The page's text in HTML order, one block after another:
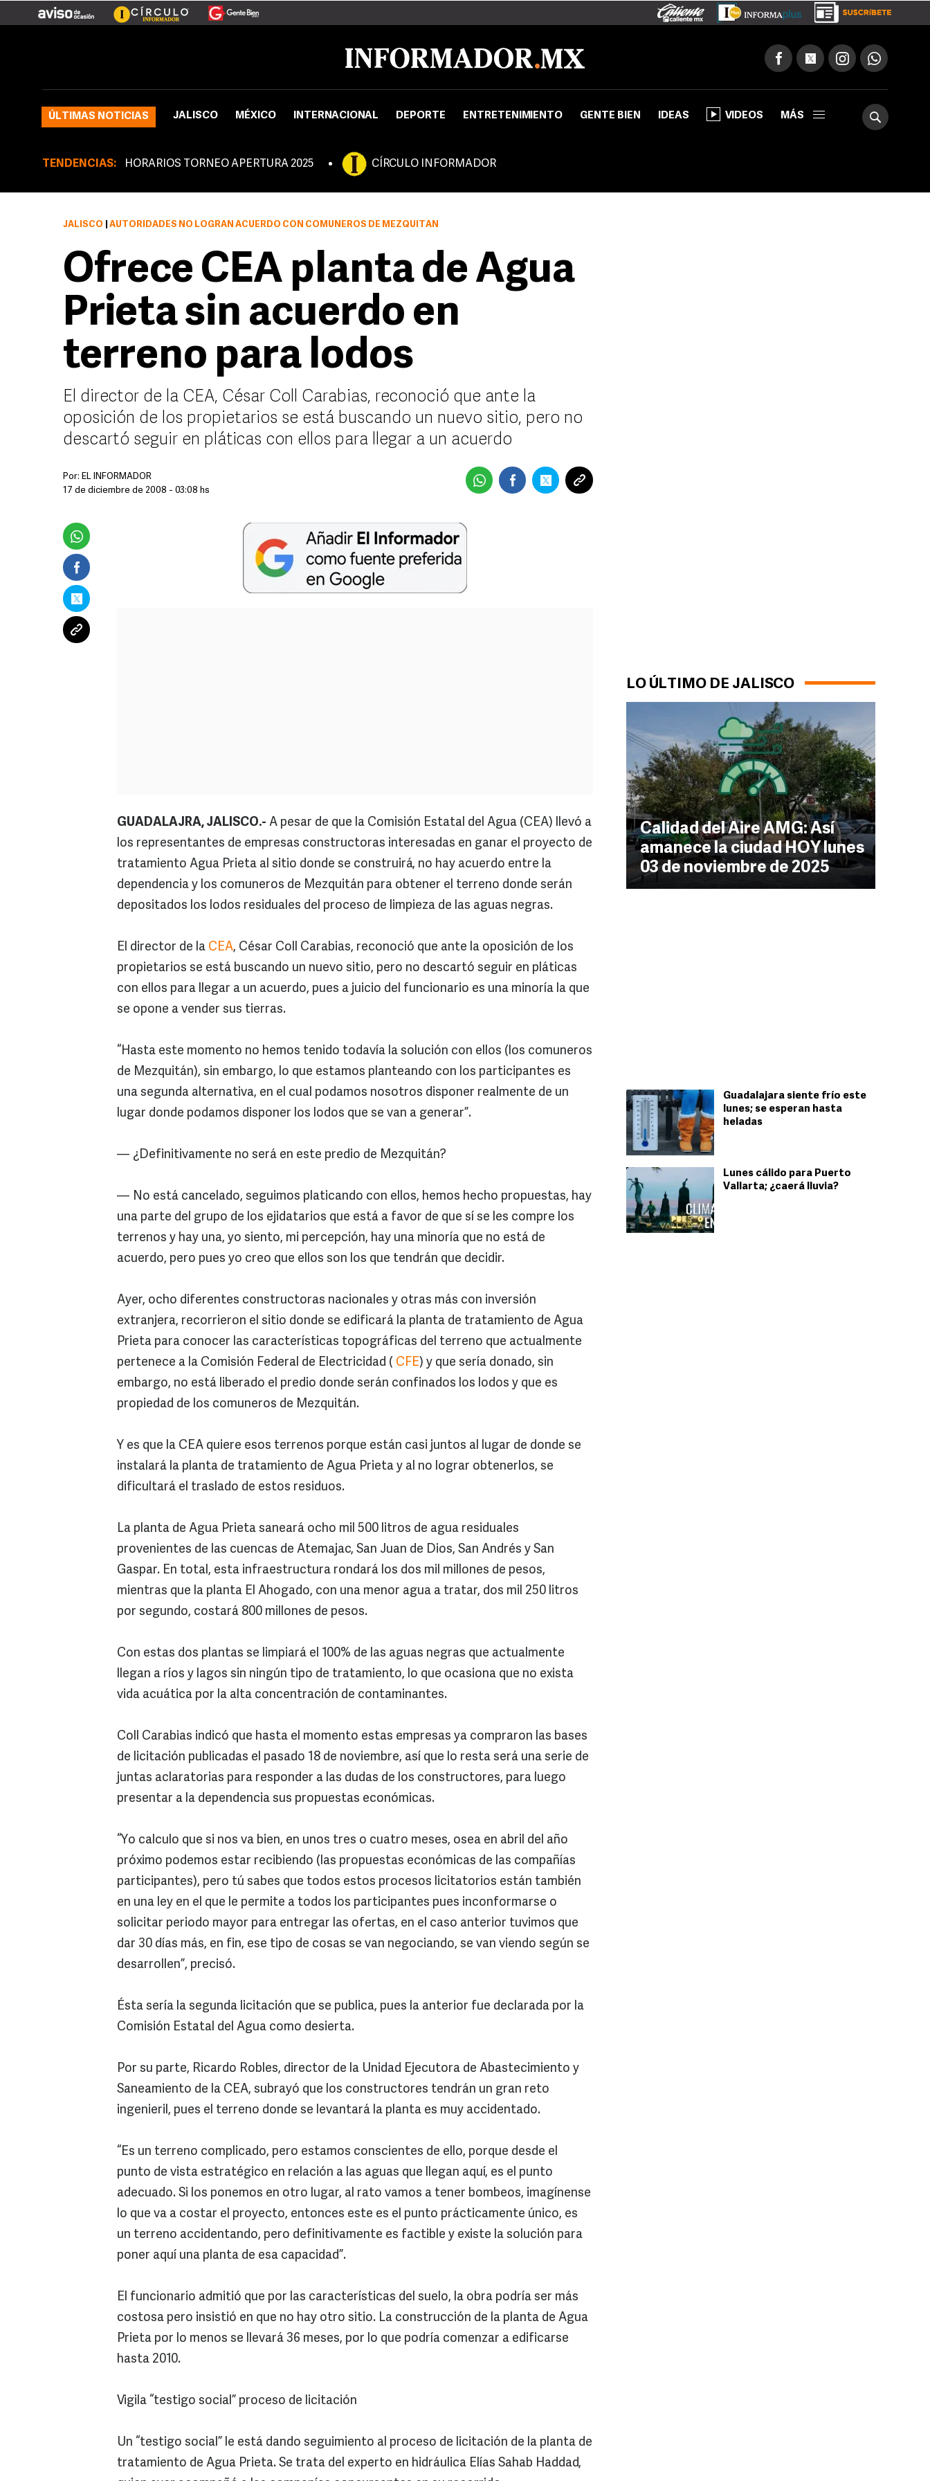
ÚLTIMAS NOTICIAS JALISCO MÉXICO INTERNACIONAL DEPORTE ENTRETENIMIENTO GENTE BIEN IDEAS VIDEOS MÁS
TENDENCIAS: HORARIOS TORNEO APERTURA 2025 CÍRCULO INFORMADOR
LO ÚLTIMO DE JALISCO
Calidad del Aire AMG: Así
amanece la ciudad HOY lunes
03 de noviembre de 2025
Guadalajara siente frío este
lunes; se esperan hasta
heladas
Lunes cálido para Puerto
Vallarta; ¿caerá lluvia?
JALISCO AUTORIDADES NO LOGRAN ACUERDO CON COMUNEROS DE MEZQUITÁN
Ofrece CEA planta de Agua
Prieta sin acuerdo en
terreno para lodos
El director de la CEA, César Coll Carabias, reconoció que ante la
oposición de los propietarios se está buscando un nuevo sitio, pero no
descartó seguir en pláticas con ellos para llegar a un acuerdo
Por: EL INFORMADOR
17 de diciembre de 2008 - 03:08 hs
GUADALAJRA, JALISCO.- A pesar de que la Comisión Estatal del Agua (CEA) llevó a
los representantes de empresas constructoras interesadas en ganar el proyecto de
tratamiento Agua Prieta al sitio donde se construirá, no hay acuerdo entre la
dependencia y los comuneros de Mezquitán para obtener el terreno donde serán
depositados los lodos residuales del proceso de limpieza de las aguas negras.
El director de la CEA, César Coll Carabias, reconoció que ante la oposición de los
propietarios se está buscando un nuevo sitio, pero no descartó seguir en pláticas
con ellos para llegar a un acuerdo, pues a juicio del funcionario es una minoría la que
se opone a vender sus tierras.
“Hasta este momento no hemos tenido todavía la solución con ellos (los comuneros
de Mezquitán), sin embargo, lo que estamos planteando con los participantes es
una segunda alternativa, en el cual podamos nosotros disponer realmente de un
lugar donde podamos disponer los lodos que se van a generar”.
— ¿Definitivamente no será en este predio de Mezquitán?
— No está cancelado, seguimos platicando con ellos, hemos hecho propuestas, hay
una parte del grupo de los ejidatarios que está a favor de que sí se les compre los
terrenos y hay una, yo siento, mi percepción, hay una minoría que no está de
acuerdo, pero pues yo creo que ellos son los que tendrán que decidir.
Ayer, ocho diferentes constructoras nacionales y otras más con inversión
extranjera, recorrieron el sitio donde se edificará la planta de tratamiento de Agua
Prieta para conocer las características topográficas del terreno que actualmente
pertenece a la Comisión Federal de Electricidad ( CFE) y que sería donado, sin
embargo, no está liberado el predio donde serán confinados los lodos y que es
propiedad de los comuneros de Mezquitán.
Y es que la CEA quiere esos terrenos porque están casi juntos al lugar de donde se
instalará la planta de tratamiento de Agua Prieta y al no lograr obtenerlos, se
dificultará el traslado de estos residuos.
La planta de Agua Prieta saneará ocho mil 500 litros de agua residuales
provenientes de las cuencas de Atemajac, San Juan de Dios, San Andrés y San
Gaspar. En total, esta infraestructura rondará los dos mil millones de pesos,
mientras que la planta El Ahogado, con una menor agua a tratar, dos mil 250 litros
por segundo, costará 800 millones de pesos.
Con estas dos plantas se limpiará el 100% de las aguas negras que actualmente
llegan a ríos y lagos sin ningún tipo de tratamiento, lo que ocasiona que no exista
vida acuática por la alta concentración de contaminantes.
Coll Carabias indicó que hasta el momento estas empresas ya compraron las bases
de licitación publicadas el pasado 18 de noviembre, así que lo resta será una serie de
juntas aclaratorias para responder a las dudas de los constructores, para luego
presentar a la dependencia sus propuestas económicas.
“Yo calculo que si nos va bien, en unos tres o cuatro meses, osea en abril del año
próximo podemos estar recibiendo (las propuestas económicas de las compañías
participantes), pero tú sabes que todos estos procesos licitatorios están también
en una ley en el que le permite a todos los participantes pues inconformarse o
solicitar periodo mayor para entregar las ofertas, en el caso anterior tuvimos que
dar 30 días más, en fin, ese tipo de cosas se van negociando, se van viendo según se
desarrollen”, precisó.
Ésta sería la segunda licitación que se publica, pues la anterior fue declarada por la
Comisión Estatal del Agua como desierta.
Por su parte, Ricardo Robles, director de la Unidad Ejecutora de Abastecimiento y
Saneamiento de la CEA, subrayó que los constructores tendrán un gran reto
ingenieril, pues el terreno donde se levantará la planta es muy accidentado.
“Es un terreno complicado, pero estamos conscientes de ello, porque desde el
punto de vista estratégico en relación a las aguas que llegan aquí, es el punto
adecuado. Si los ponemos en otro lugar, al rato vamos a tener bombeos, imagínense
lo que va a costar el proyecto, entonces este es el punto prácticamente único, es
un terreno accidentando, pero definitivamente es factible y existe la solución para
poner aquí una planta de esa capacidad”.
El funcionario admitió que por las características del suelo, la obra podría ser más
costosa pero insistió en que no hay otro sitio. La construcción de la planta de Agua
Prieta por lo menos se llevará 36 meses, por lo que podría comenzar a edificarse
hasta 2010.
Vigila “testigo social” proceso de licitación
Un “testigo social” le está dando seguimiento al proceso de licitación de la planta de
tratamiento de Agua Prieta. Se trata del experto en hidráulica Elías Sahab Haddad,